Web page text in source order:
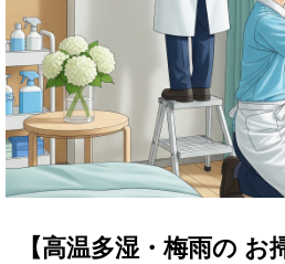
【高温多湿・梅雨の お